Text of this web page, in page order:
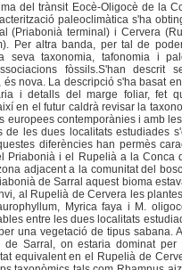
del trànsit Eocè-Oligocè de la
paleoclimàtica s'ha
(Priabonià terminal) i Cervera
Per altra banda, per tal de
seva taxonomia, tafonomia i
fòssils.S'han descrit
nova. La descripció s'ha basat
i detalls del marge foliar, fet
en el futur caldrà revisar la
europees contemporànies i amb
les dues localitats estudiades
diferències han permès
Priabonià i el Rupelià a la Conca
adjacent a la comunitat del
de Sarral aquest bioma
al Rupelià de Cervera les
Myrica faya i M.
entre les dues localitats
una vegetació de tipus sabana.
Sarral, on estaria dominat
equivalent en el Rupelià de